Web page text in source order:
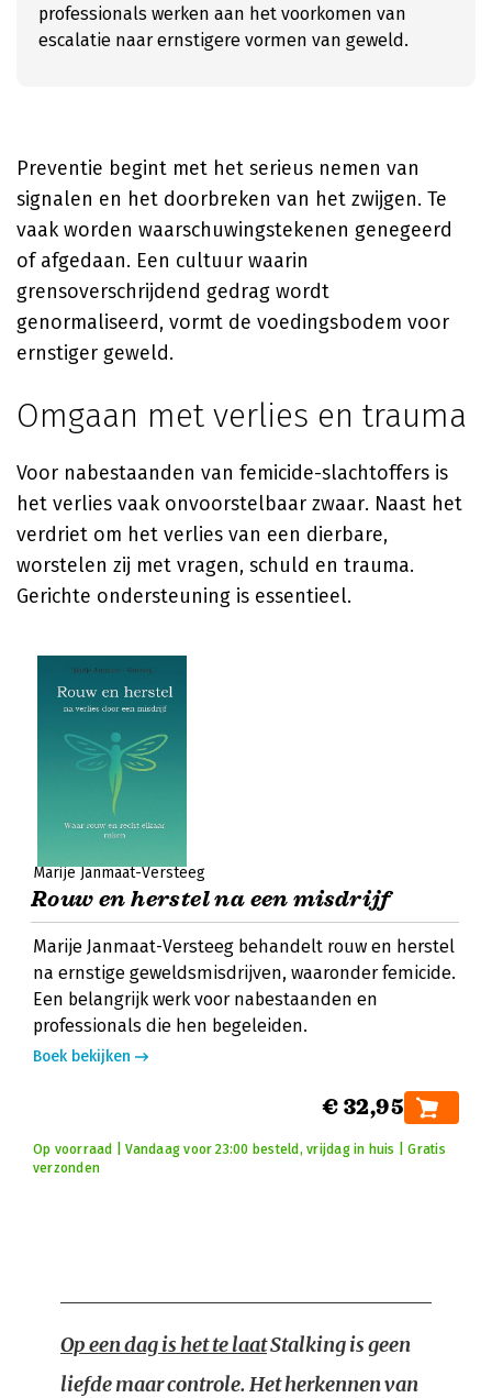
professionals werken aan het voorkomen van
escalatie naar ernstigere vormen van geweld.
Preventie begint met het serieus nemen van
signalen en het doorbreken van het zwijgen. Te
vaak worden waarschuwingstekenen genegeerd
of afgedaan. Een cultuur waarin
grensoverschrijdend gedrag wordt
genormaliseerd, vormt de voedingsbodem voor
ernstiger geweld.
Omgaan met verlies en trauma
Voor nabestaanden van femicide-slachtoffers is
het verlies vaak onvoorstelbaar zwaar. Naast het
verdriet om het verlies van een dierbare,
worstelen zij met vragen, schuld en trauma.
Gerichte ondersteuning is essentieel.
Marije Janmaat-Versteeg
Rouw en herstel na een misdrijf
Marije Janmaat-Versteeg behandelt rouw en herstel
na ernstige geweldsmisdrijven, waaronder femicide.
Een belangrijk werk voor nabestaanden en
professionals die hen begeleiden.
Boek bekijken
€ 32,95
Op voorraad | Vandaag voor 23:00 besteld, vrijdag in huis | Gratis
verzonden
Op een dag is het te laatStalking is geen
liefde maar controle. Het herkennen van